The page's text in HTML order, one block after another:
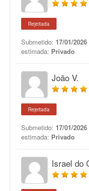
Rejeitada
Submetido: 17/01/
estimada: Privado
João V.
Rejeitada
Submetido: 17/01/
estimada: Privado
Israel do